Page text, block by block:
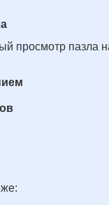
просмотр пазла